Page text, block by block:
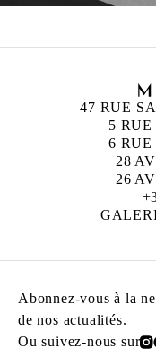
47 RUE
5
6
28
26
Abonnez-vous à la
de nos actualités.
Ou suivez-nous sur